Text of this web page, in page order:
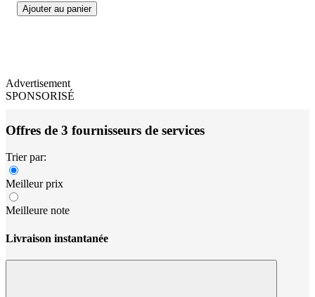
Ajouter au panier
Advertisement
SPONSORISÉ
Offres de 3 fournisseurs de services
Trier par:
Meilleur prix
Meilleure note
Livraison instantanée